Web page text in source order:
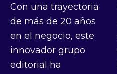
Con una trayectoria
de más de 20 años
en el negocio, este
innovador grupo
editorial ha